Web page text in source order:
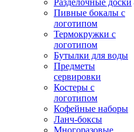
Разделочные доски
Пивные бокалы с
логотипом
Термокружки с
логотипом
Бутылки для воды
Предметы
сервировки
Костеры с
логотипом
Кофейные наборы
Ланч-боксы
Многоразовые